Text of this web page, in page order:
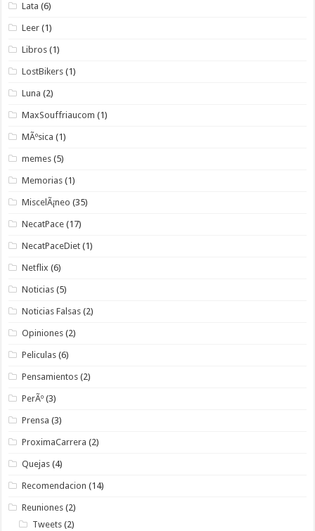
Lata (6)
Leer (1)
Libros (1)
LostBikers (1)
Luna (2)
MaxSouffriaucom (1)
MÃºsica (1)
memes (5)
Memorias (1)
MiscelÃ¡neo (35)
NecatPace (17)
NecatPaceDiet (1)
Netflix (6)
Noticias (5)
Noticias Falsas (2)
Opiniones (2)
Peliculas (6)
Pensamientos (2)
PerÃº (3)
Prensa (3)
ProximaCarrera (2)
Quejas (4)
Recomendacion (14)
Reuniones (2)
Tweets (2)